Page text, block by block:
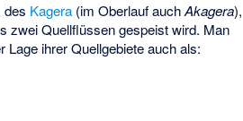
des Kagera (im Oberlauf auchAkagera),
zwei Quellflüssen gespeist wird. Man
ihrer Quellgebiete auch als: